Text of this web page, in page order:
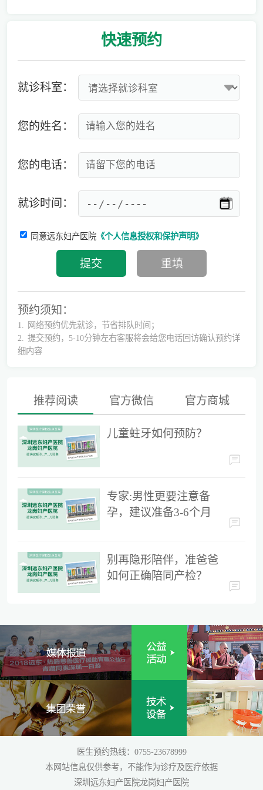
爱有光，愈未来！深圳远东龙岗妇产医院儿童康复专科正式启航！
儿童蛀牙如何预防？
专家:男性更要注意备孕，建议准备3-6个月时间
快速预约
就诊科室：
您的姓名：
您的电话：
就诊时间：
同意远东妇产医院《个人信息授权和保护声明》
预约须知：
1.
网络预约优先就诊，节省排队时间；
2.
提交预约，5-10分钟左右客服将会给您电话回访确认预约详
细内容
推荐阅读 官方微信 官方商城
儿童蛀牙如何预防？
专家:男性更要注意备
孕，建议准备3-6个月
别再隐形陪伴，准爸爸
如何正确陪同产检？
医生预约热线：0755-23678999
本网站信息仅供参考，不能作为诊疗及医疗依据
深圳远东妇产医院龙岗妇产医院